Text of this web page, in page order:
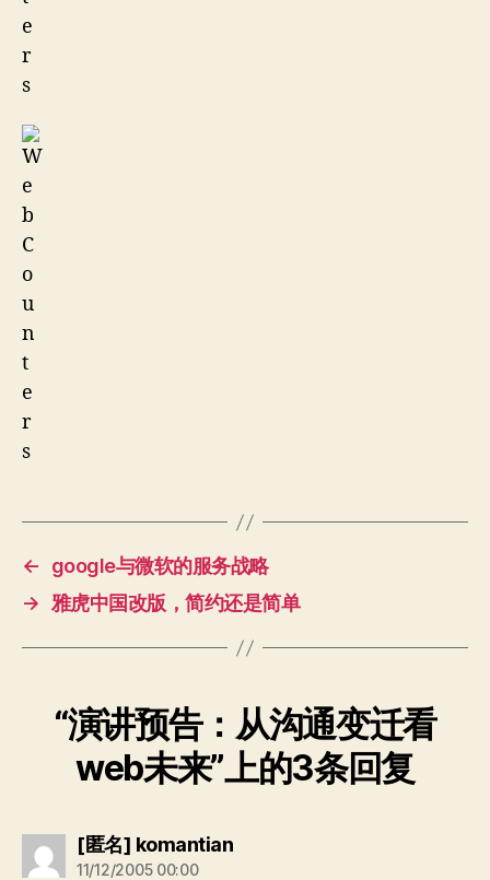
←
google与微软的服务战略
→ 雅虎中国改版，简约还是简单
“演讲预告：从沟通变迁看
web未来”上的3条回复
[匿名] komantian说：
11/12/2005 00:00